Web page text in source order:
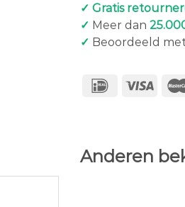
✓ Gratis
✓ Meer dan
✓ Beoordeeld
Anderen